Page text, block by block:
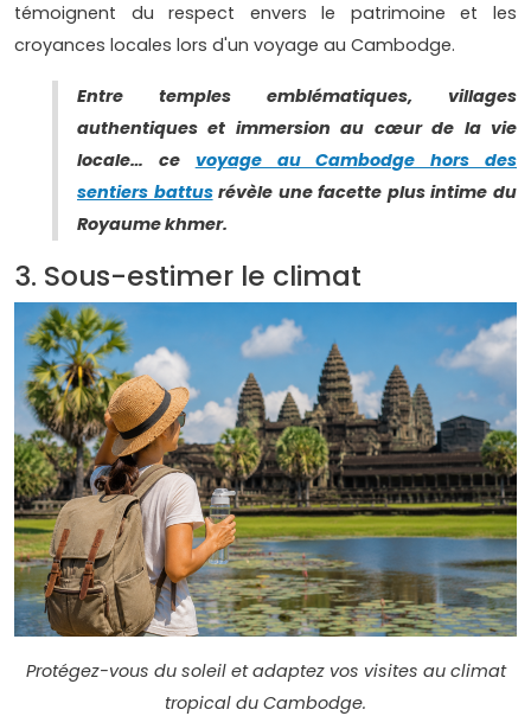
témoignent du respect envers le patrimoine et les
croyances locales lors d'un voyage au Cambodge.
Entre temples emblématiques, villages
authentiques et immersion au cœur de la vie
locale… ce voyage au Cambodge hors des
sentiers battusrévèle une facette plus intime du
Royaume khmer.
3. Sous-estimer le climat
Protégez-vous du soleil et adaptez vos visites au climat
tropical du Cambodge.